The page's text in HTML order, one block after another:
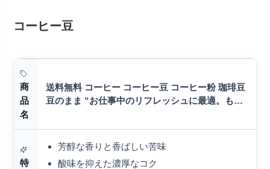
コーヒー豆
商
品
名
送料無料 コーヒー コーヒー豆 コーヒー粉 珈琲豆
豆のまま “お仕事中のリフレッシュに最適。もう
ド 領収書 芳…
特
芳醇な香りと香ばしい苦味
酸味を抑えた濃厚なコク